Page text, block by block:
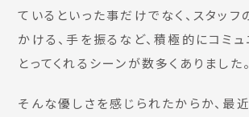
ているといった事だけでなく、スタッ
かける、手を振るなど、積極的にコミュ
とってくれるシーンが数多くありました。
そんな優しさを感じられたからか、最